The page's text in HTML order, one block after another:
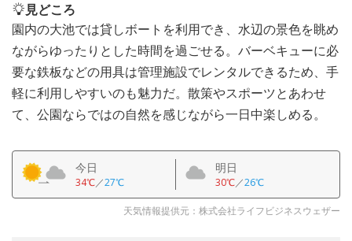
見どころ
園内の大池では貸しボートを利用でき、水辺の景色を眺め
ながらゆったりとした時間を過ごせる。バーベキューに必
要な鉄板などの用具は管理施設でレンタルできるため、手
軽に利用しやすいのも魅力だ。散策やスポーツとあわせ
て、公園ならではの自然を感じながら一日中楽しめる。
今日
34℃／27℃
明日
30℃／26℃
天気情報提供元：株式会社ライフビジネスウェザー